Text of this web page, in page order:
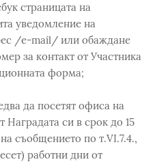
страницата на
уведомление на
/е-mail/ или обаждане
за контакт от Участника
форма;
да посетят офиса на
Наградата си в срок до 15
съобщението по т.VI.7.4.,
работни дни от